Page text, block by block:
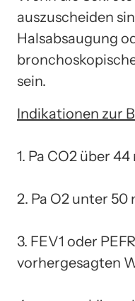
auszuscheiden
Halsabsaugung
sein.
Indikationen zur
1. Pa CO2 über
2. Pa O2 unter 50
3. FEV1 oder
vorhergesagten